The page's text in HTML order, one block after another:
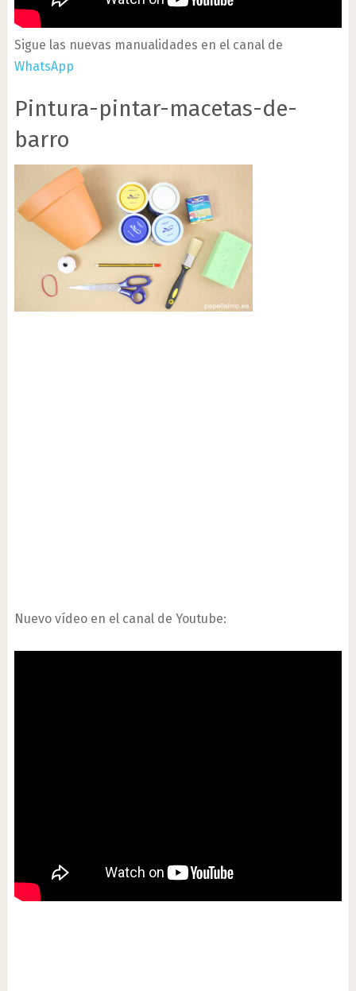
Sigue las nuevas manualidades en el canal de
WhatsApp
Pintura-pintar-macetas-de-
barro
Nuevo vídeo en el canal de Youtube: